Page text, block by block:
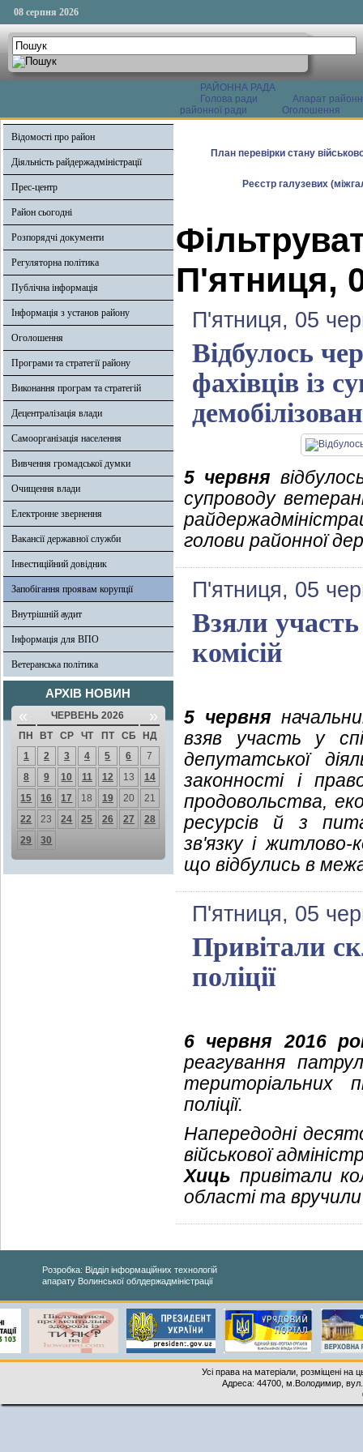
08 серпня 2026
РАЙОННА РАДА
Голова ради
Апарат
районної ради
Оголошення
Відомості про район
Діяльність райдержадміністрації
Прес-центр
Район сьогодні
Розпорядчі документи
Регуляторна політика
Публічна інформація
Інформація з установ району
Оголошення
Програми та стратегії району
Виконання програм та стратегій
Децентралізація влади
Самоорганізація населення
Вивчення громадської думки
Очищення влади
Електронне звернення
Вакансії державної служби
Інвестиційний довідник
Запобігання проявам корупції
Внутрішній аудит
Інформація для ВПО
Ветеранська політика
АРХІВ НОВИН
« ЧЕРВЕНЬ 2026 »
ПН ВТ СР ЧТ ПТ СБ
НД
1
2 3 4 5 6
7
8
9 10 11 12 13
14
15
16 17 18 19 20
21
22
23 24 25 26 27
28
29
30
План перевірки стану
Реєстр галузевих
П'ятниця,
П'ятниця, 05
Відбулось
фахівців із
5 червня
супроводу
голови районної
П'ятниця, 05
Взяли участь
комісій
5 червня
взяв участь у
депутатської
законності і
продовольства,
ресурсів й з
зв'язку і
що відбулись в
П'ятниця, 05
Привітали
поліції
6 червня 2016
реагування
територіальних
поліції.
Напередодні
військової
Хиць привітали
області та вручили
Розробка: Відділ інформаційних технологій
апарату Волинської облдержадміністрації
Усі права на матеріали, розміщені на
Адреса: 44700, м.Володимир,